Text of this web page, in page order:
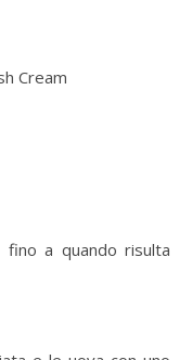
Cream
fino a quando risulta